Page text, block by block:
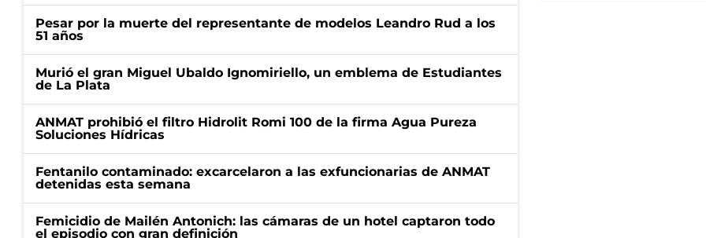
Pesar por la muerte del representante de modelos Leandro Rud a los
51 años
Murió el gran Miguel Ubaldo Ignomiriello, un emblema de Estudiantes
de La Plata
ANMAT prohibió el filtro Hidrolit Romi 100 de la firma Agua Pureza
Soluciones Hídricas
Fentanilo contaminado: excarcelaron a las exfuncionarias de ANMAT
detenidas esta semana
Femicidio de Mailén Antonich: las cámaras de un hotel captaron todo
el episodio con gran definición